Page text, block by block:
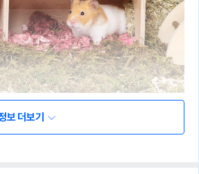
보 더보기